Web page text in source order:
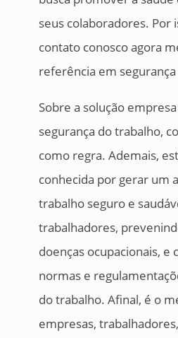
seus colaboradores. Por
contato conosco agora
referência em
Sobre a solução
segurança do trabalho,
como regra. Ademais,
conhecida por gerar um
trabalho seguro e
trabalhadores,
doenças ocupacionais, e
normas e
do trabalho. Afinal, é o
empresas,